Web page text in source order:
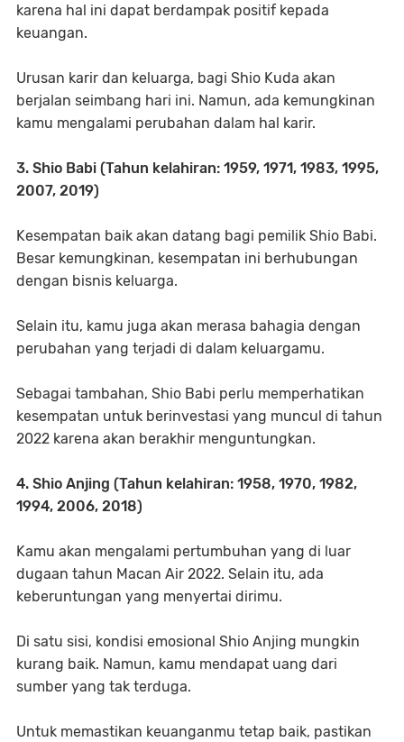
karena hal ini dapat berdampak positif kepada
keuangan.
Urusan karir dan keluarga, bagi Shio Kuda akan
berjalan seimbang hari ini. Namun, ada kemungkinan
kamu mengalami perubahan dalam hal karir.
3. Shio Babi (Tahun kelahiran: 1959, 1971, 1983, 1995,
2007, 2019)
Kesempatan baik akan datang bagi pemilik Shio Babi.
Besar kemungkinan, kesempatan ini berhubungan
dengan bisnis keluarga.
Selain itu, kamu juga akan merasa bahagia dengan
perubahan yang terjadi di dalam keluargamu.
Sebagai tambahan, Shio Babi perlu memperhatikan
kesempatan untuk berinvestasi yang muncul di tahun
2022 karena akan berakhir menguntungkan.
4. Shio Anjing (Tahun kelahiran: 1958, 1970, 1982,
1994, 2006, 2018)
Kamu akan mengalami pertumbuhan yang di luar
dugaan tahun Macan Air 2022. Selain itu, ada
keberuntungan yang menyertai dirimu.
Di satu sisi, kondisi emosional Shio Anjing mungkin
kurang baik. Namun, kamu mendapat uang dari
sumber yang tak terduga.
Untuk memastikan keuanganmu tetap baik, pastikan